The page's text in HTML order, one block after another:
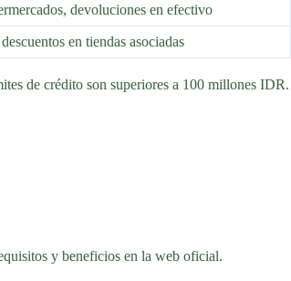
devoluciones en efectivo
en tiendas asociadas
de crédito son superiores a 100 millones IDR.
y beneficios en la web oficial.